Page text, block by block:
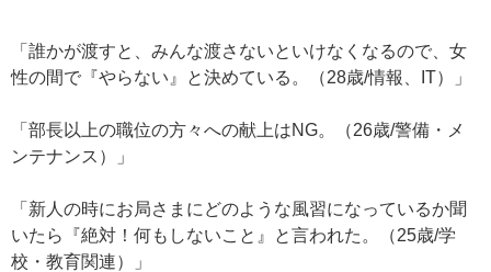
「誰かが渡すと、みんな渡さないといけなくなるので、女
性の間で『やらない』と決めている。（28歳/情報、IT）」
「部長以上の職位の方々への献上はNG。（26歳/警備・メ
ンテナンス）」
「新人の時にお局さまにどのような風習になっているか聞
いたら『絶対！何もしないこと』と言われた。（25歳/学
校・教育関連）」